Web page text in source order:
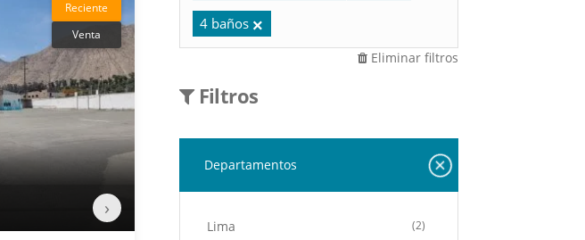
Reciente
Venta
›
4 baños
Eliminar filtros
Filtros
Departamentos
Lima (2)